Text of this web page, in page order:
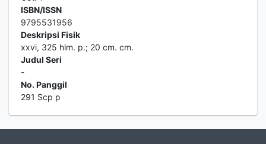
ISBN/ISSN
9795531956
Deskripsi Fisik
xxvi, 325 hlm. p.; 20 cm. cm.
Judul Seri
-
No. Panggil
291 Scp p